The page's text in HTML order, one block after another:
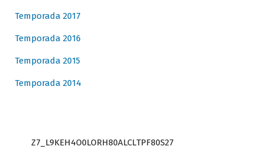
Temporada 2017
Temporada 2016
Temporada 2015
Temporada 2014
Z7_L9KEH4O0LORH80ALCLTPF80S27